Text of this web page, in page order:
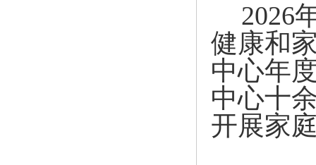
2026
健康和
中心年
中心十
开展家